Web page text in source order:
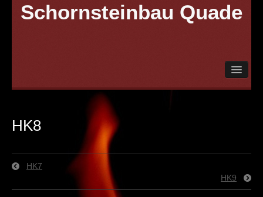
Schornsteinbau Quade
Partner
HK8
HK7
HK9